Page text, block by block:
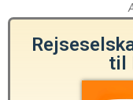
til